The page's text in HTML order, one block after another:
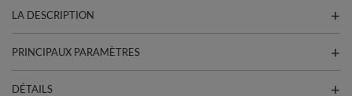
LA DESCRIPTION
PRINCIPAUX PARAMÈTRES
DÉTAILS